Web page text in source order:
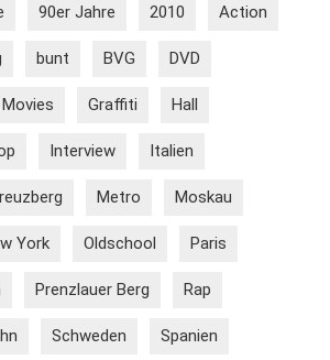
90er Jahre 2010 Action
bunt BVG DVD
Graffiti Hall
Interview Italien
Metro Moskau
York Oldschool Paris
Prenzlauer Berg Rap
Schweden Spanien